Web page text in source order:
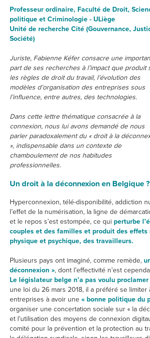
Professeur ordinaire, Faculté de Droit,
politique et Criminologie - ULiège
Unité de recherche Cité (Gouvernance,
Société)
Juriste, Fabienne Kéfer consacre une
part de ses recherches à l’impact que produit
les règles de droit du travail, l’évolution des
modèles d’organisation des entreprises sous
l’influence, entre autres, des technologies.
Dans cette lettre thématique consacrée à la
connexion, nous lui avons demandé de nous
parler paradoxalement du « droit à la
», indispensable dans un contexte de
chamboulement de nos habitudes
professionnelles.
Un droit à la déconnexion en Belgique ?
Hyperconnexion, télé-disponibilité, addiction
l’effet de la numérisation, la ligne de
et le repos s’est estompée, ce qui perturbe
couples et des familles et produit des effets
physique et psychique, des travailleurs.
Plusieurs pays ont imaginé, comme remède,
déconnexion », dont l’effectivité n’est
Le législateur belge n’a pas voulu
une loi du 26 mars 2018, il a préféré se limiter
entreprises à avoir une « bonne politique du
organiser une concertation sociale sur « la
et l’utilisation des moyens de connexion
comité pour la prévention et la protection au